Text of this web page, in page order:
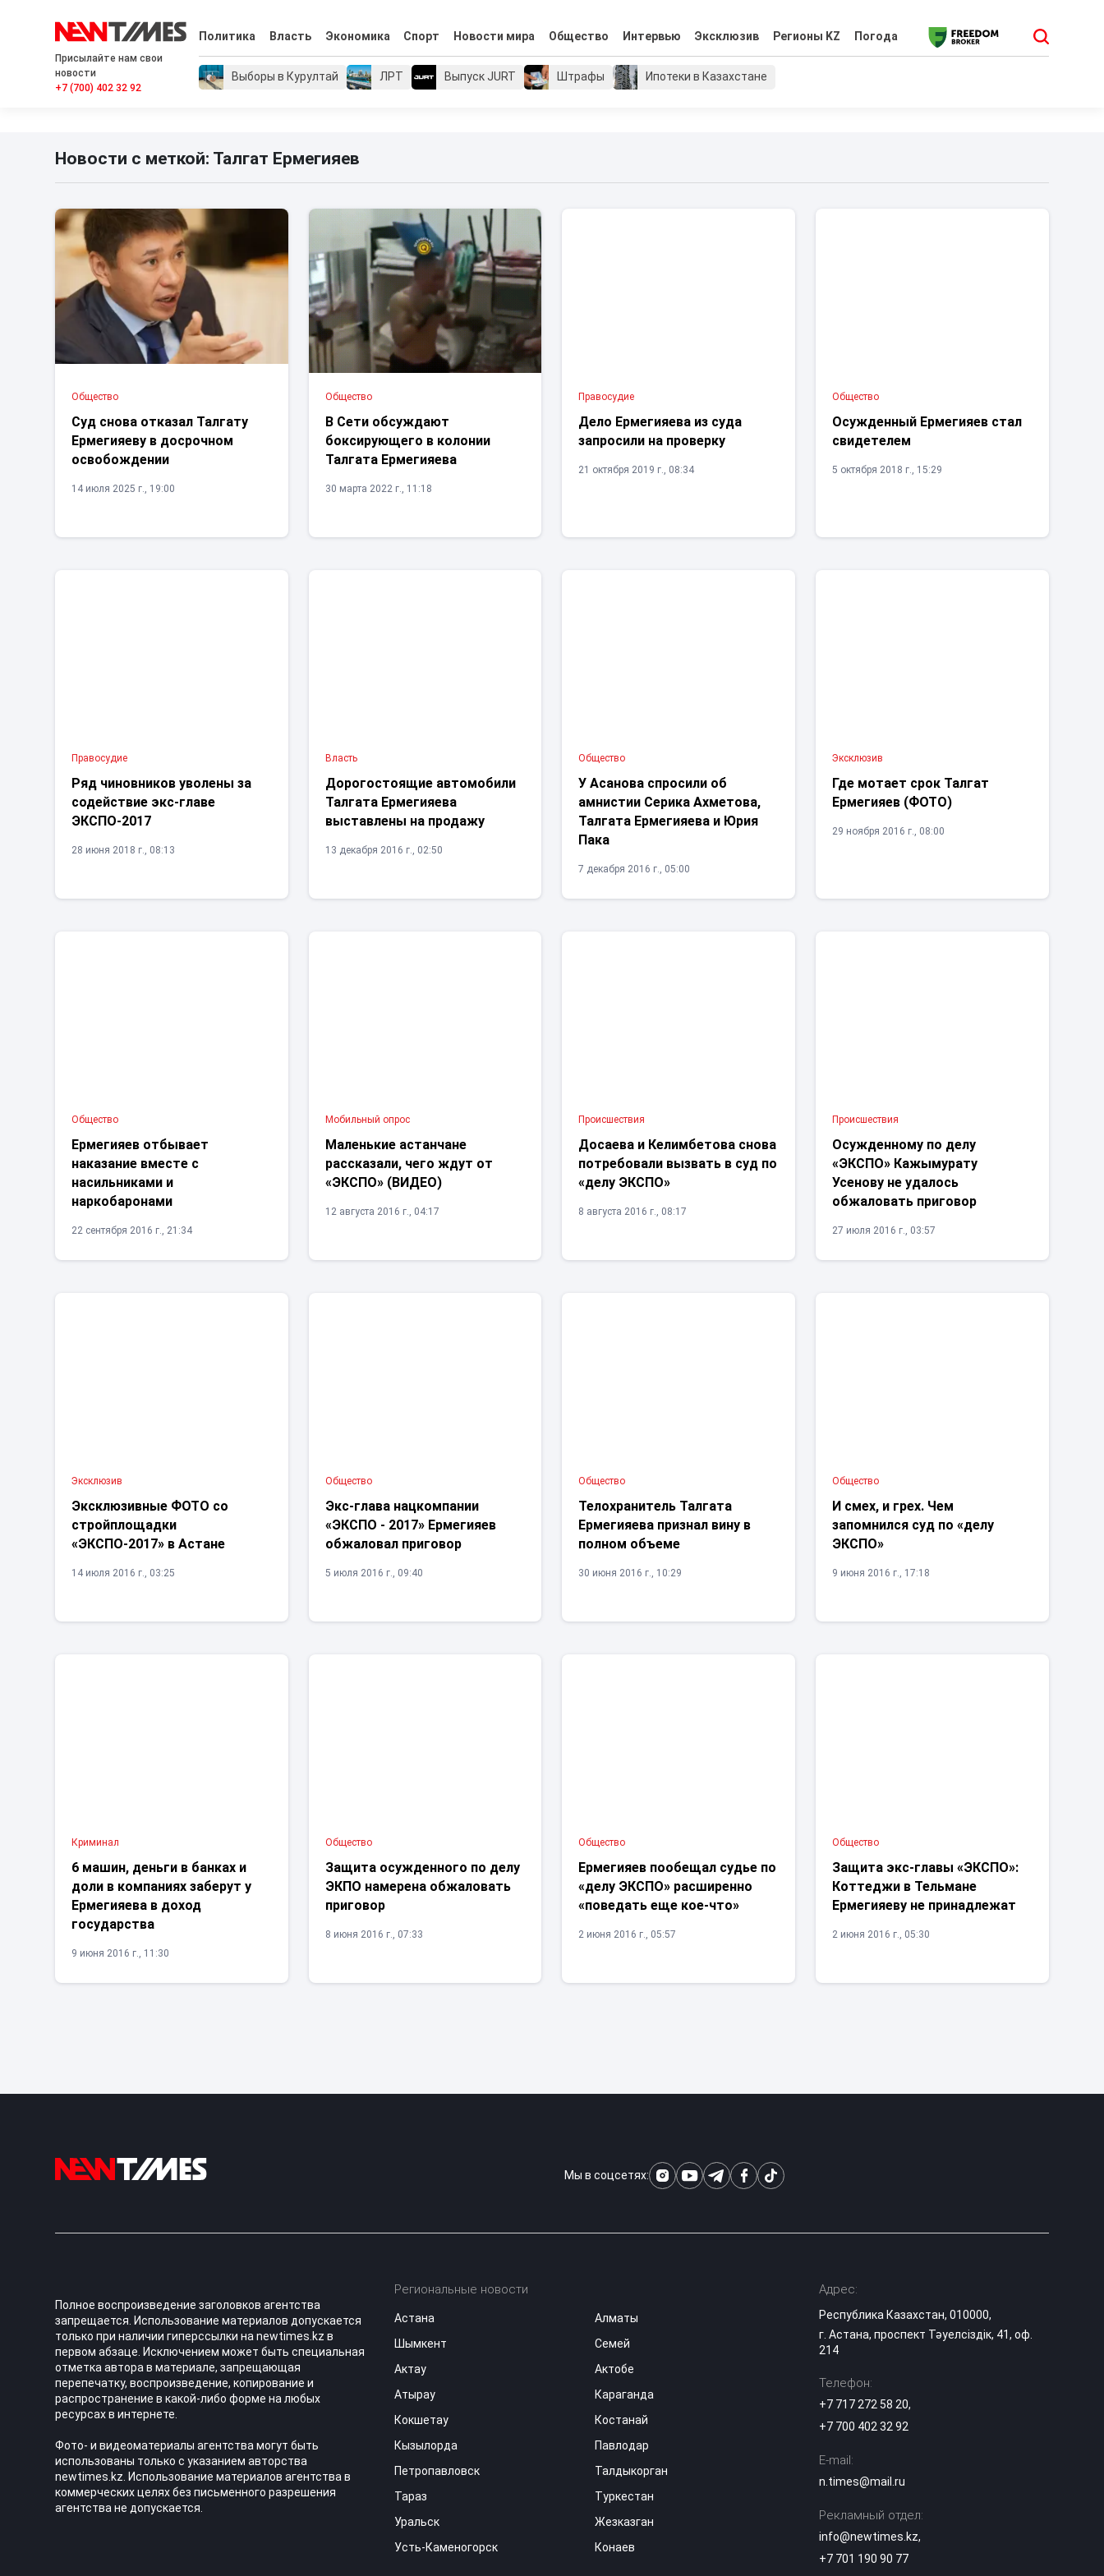
Присылайте нам свои
новости
+7 (700) 402 32 92
Политика Власть Экономика Спорт Новости мира Общество Интервью Эксклюзив Регионы KZ Погода
Выборы в Курултай ЛРТ Выпуск JURT Штрафы Ипотеки в Казахстане
Новости с меткой: Талгат Ермегияев
Общество
Суд снова отказал Талгату
Ермегияеву в досрочном
освобождении
14 июля 2025 г., 19:00
Общество
В Сети обсуждают
боксирующего в колонии
Талгата Ермегияева
30 марта 2022 г., 11:18
Правосудие
Дело Ермегияева из суда
запросили на проверку
21 октября 2019 г., 08:34
Общество
Осужденный Ермегияев стал
свидетелем
5 октября 2018 г., 15:29
Правосудие
Ряд чиновников уволены за
содействие экс-главе
ЭКСПО-2017
28 июня 2018 г., 08:13
Власть
Дорогостоящие автомобили
Талгата Ермегияева
выставлены на продажу
13 декабря 2016 г., 02:50
Общество
У Асанова спросили об
амнистии Серика Ахметова,
Талгата Ермегияева и Юрия
Пака
7 декабря 2016 г., 05:00
Эксклюзив
Где мотает срок Талгат
Ермегияев (ФОТО)
29 ноября 2016 г., 08:00
Общество
Ермегияев отбывает
наказание вместе с
насильниками и
наркобаронами
22 сентября 2016 г., 21:34
Мобильный опрос
Маленькие астанчане
рассказали, чего ждут от
«ЭКСПО» (ВИДЕО)
12 августа 2016 г., 04:17
Проиcшествия
Досаева и Келимбетова снова
потребовали вызвать в суд по
«делу ЭКСПО»
8 августа 2016 г., 08:17
Проиcшествия
Осужденному по делу
«ЭКСПО» Кажымурату
Усенову не удалось
обжаловать приговор
27 июля 2016 г., 03:57
Эксклюзив
Эксклюзивные ФОТО со
стройплощадки
«ЭКСПО-2017» в Астане
14 июля 2016 г., 03:25
Общество
Экс-глава нацкомпании
«ЭКСПО - 2017» Ермегияев
обжаловал приговор
5 июля 2016 г., 09:40
Общество
Телохранитель Талгата
Ермегияева признал вину в
полном объеме
30 июня 2016 г., 10:29
Общество
И смех, и грех. Чем
запомнился суд по «делу
ЭКСПО»
9 июня 2016 г., 17:18
Криминал
6 машин, деньги в банках и
доли в компаниях заберут у
Ермегияева в доход
государства
9 июня 2016 г., 11:30
Общество
Защита осужденного по делу
ЭКПО намерена обжаловать
приговор
8 июня 2016 г., 07:33
Общество
Ермегияев пообещал судье по
«делу ЭКСПО» расширенно
«поведать еще кое-что»
2 июня 2016 г., 05:57
Общество
Защита экс-главы «ЭКСПО»:
Коттеджи в Тельмане
Ермегияеву не принадлежат
2 июня 2016 г., 05:30
Мы в соцсетях:
Полное воспроизведение заголовков агентства
запрещается. Использование материалов допускается
только при наличии гиперссылки на newtimes.kz в
первом абзаце. Исключением может быть специальная
отметка автора в материале, запрещающая
перепечатку, воспроизведение, копирование и
распространение в какой-либо форме на любых
ресурсах в интернете.
Фото- и видеоматериалы агентства могут быть
использованы только с указанием авторства
newtimes.kz. Использование материалов агентства в
коммерческих целях без письменного разрешения
агентства не допускается.
Региональные новости
Астана
Алматы
Шымкент
Семей
Актау
Актобе
Атырау
Караганда
Кокшетау
Костанай
Кызылорда
Павлодар
Петропавловск
Талдыкорган
Тараз
Туркестан
Уральск
Жезказган
Усть-Каменогорск
Конаев
Адрес:
Республика Казахстан, 010000,
г. Астана, проспект Тәуелсіздік, 41, оф.
214
Телефон:
+7 717 272 58 20,
+7 700 402 32 92
E-mail:
n.times@mail.ru
Рекламный отдел:
info@newtimes.kz,
+7 701 190 90 77